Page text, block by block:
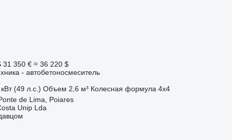
31 350 € ≈ 36 220 $
- автобетоносмеситель
(49 л.с.) Объем 2,6 м³ Колесная формула 4x4
de Lima, Poiares
Unip Lda